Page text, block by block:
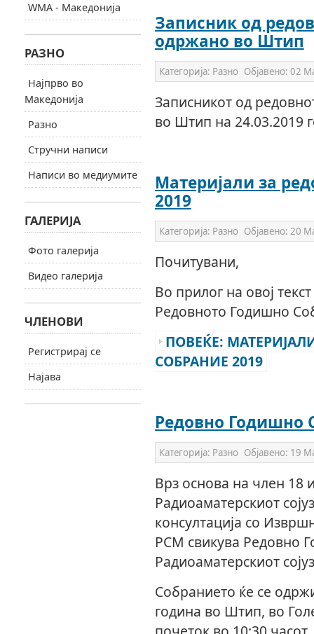
Записник од
одржано во Штип
Категорија: Разно Објавено: 02
Записникот од
во Штип на 24.03.2019
Материјали за
2019
Категорија: Разно Објавено: 20
Почитувани,
Во прилог на овој
Редовното Годишно
ПОВЕЌЕ:
СОБРАНИЕ 2019
Редовно Годишно
Категорија: Разно Објавено: 19
Врз основа на член 18
Радиоаматерскиот
консултација со
РСМ свикува Редовно
Радиоаматерскиот
Собранието ќе се
година во Штип, во
WMA - Македонија
РАЗНО
Најпрво во
Македонија
Разно
Стручни написи
Написи во медиумите
ГАЛЕРИЈА
Фото галерија
Видео галерија
ЧЛЕНОВИ
Регистрирај се
Најава